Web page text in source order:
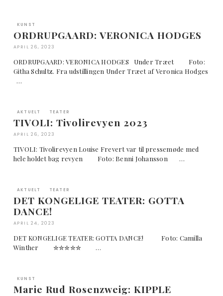
KUNST
ORDRUPGAARD: VERONICA HODGES
APRIL 26, 2023
ORDRUPGAARD: VERONICA HODGES Under Træet Foto:
Githa Schultz. Fra udstillingen Under Træet af Veronica Hodges
…
AKTUELT TEATER
TIVOLI: Tivolirevyen 2023
APRIL 26, 2023
TIVOLI: Tivolirevyen Louise Frevert var til pressemøde med
hele holdet bag revyen Foto: Benni Johansson …
AKTUELT TEATER
DET KONGELIGE TEATER: GOTTA
DANCE!
APRIL 24, 2023
DET KONGELIGE TEATER: GOTTA DANCE! Foto: Camilla
Winther ✮✮✮✮✮ …
KUNST
Marie Rud Rosenzweig: KIPPLE